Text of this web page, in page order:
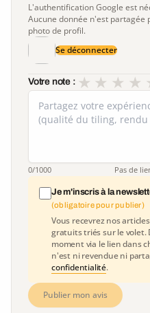
L'authentification Google est
Aucune donnée n'est
photo de profil.
Se déconnecter
Votre note : ★
★
★
★
0/1000 Pas de
Je m'inscris à la
(obligatoire pour publier)
Vous recevrez nos
gratuits triés sur le volet.
moment via le lien dans
n'est ni revendue ni
confidentialité.
Publier mon avis